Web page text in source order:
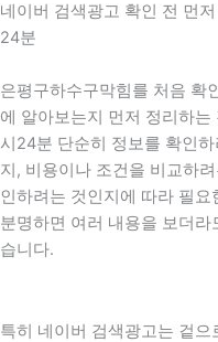
네이버 검색광고 확인 전 먼
24분
은평구하수구막힘를 처음 확
에 알아보는지 먼저 정리하
시24분 단순히 정보를 확인
지, 비용이나 조건을 비교하
인하려는 것인지에 따라 필
분명하면 여러 내용을 보더
습니다.
특히 네이버 검색광고는 겉